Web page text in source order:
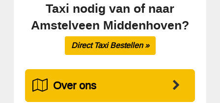
Taxi nodig van of naar
Amstelveen Middenhoven?
Direct Taxi Bestellen »
Over ons